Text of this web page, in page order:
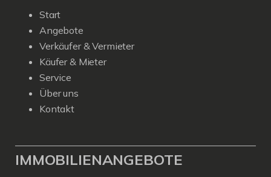
Start
Angebote
Verkäufer & Vermieter
Käufer & Mieter
Service
Über uns
Kontakt
IMMOBILIENANGEBOTE